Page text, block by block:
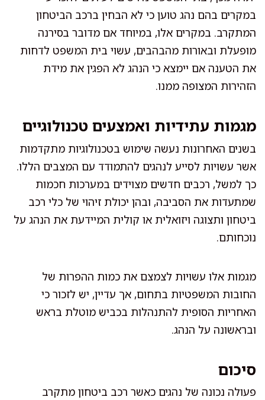
במקרים בהם נהג טוען כי לא הבחין ברכב הביטחון
המתקרב. במקרים אלו, במיוחד אם מדובר בסירנה
מופעלת ובאורות מהבהבים, עשוי בית המשפט לדחות
את הטענה אם יימצא כי הנהג לא הפגין את מידת
הזהירות המצופה ממנו.
מגמות עתידיות ואמצעים טכנולוגיים
בשנים האחרונות נעשה שימוש בטכנולוגיות מתקדמות
אשר עשויות לסייע לנהגים להתמודד עם המצבים הללו.
כך למשל, רכבים חדשים מצוידים במערכות חכמות
שמתעדות את הסביבה, ובהן יכולת זיהוי של כלי רכב
ביטחון ותצוגה ויזואלית או קולית המיידעת את הנהג על
נוכחותם.
מגמות אלו עשויות לצמצם את כמות ההפרות של
החובות המשפטיות בתחום, אך עדיין, יש לזכור כי
האחריות הסופית להתנהלות בכביש מוטלת בראש
ובראשונה על הנהג.
סיכום
פעולה נכונה של נהגים כאשר רכב ביטחון מתקרב